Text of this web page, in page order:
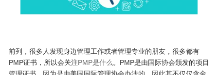
前列，很多人发现身边管理工作或者管理专业的朋友，很多都有
PMP证书，所以会关注PMP是什么 。PMP是由国际协会颁发的项目
管理证书，因为是由美国国际管理协会办法的，因此其不仅仅含金